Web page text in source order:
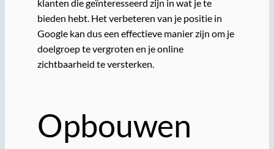
klanten die geïnteresseerd zijn in wat je te
bieden hebt. Het verbeteren van je positie in
Google kan dus een effectieve manier zijn om je
doelgroep te vergroten en je online
zichtbaarheid te versterken.
Opbouwen